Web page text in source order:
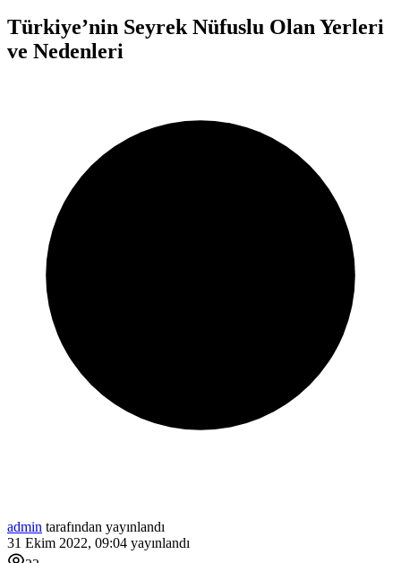
Türkiye’nin Seyrek Nüfuslu Olan Yerleri
ve Nedenleri
admin tarafından yayınlandı
31 Ekim 2022, 09:04 yayınlandı